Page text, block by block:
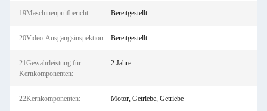
19Maschinenprüfbericht: Bereitgestellt
20Video-Ausgangsinspektion: Bereitgestellt
21Gewährleistung für
Kernkomponenten:
2 Jahre
22Kernkomponenten: Motor, Getriebe, Getriebe